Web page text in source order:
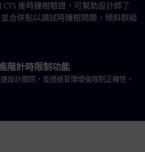
CTS 後時鐘樹驗證，可幫助設計師了
合併點以調試時鐘樹問題，傾斜群組
階計時限制功能
設計關閉，並通過管理增強限制正確性。